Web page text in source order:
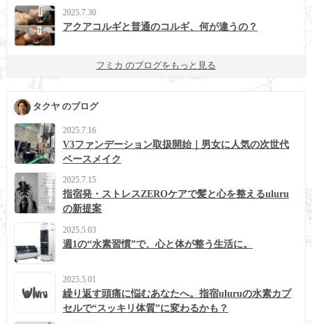
2025.7.30
アクアコルギと普通のコルギ、何が違うの？
フミカ のブログをもっと見る
タクヤ のブログ
2025.7.16
V3ファンデーション取扱開始｜男女に人気の次世代
ベースメイク
2025.7.15
指宿発・ストレスZEROケアで髪と心を整えるuluru
の新提案
2025.5.03
週1の“水素習慣”で、心と体が整う生活に。
2025.5.01
繰り返す頭痛に悩むあなたへ。指宿uluruの水素カプ
セルで“スッキリ体質”に変わるかも？